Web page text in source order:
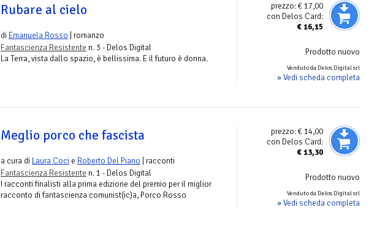
prezzo:€ 17,00
con Delos Card:
€16,15
Prodotto nuovo
Venduto da Delos Digital srl
» Vedi scheda completa
Rubare al cielo
di Emanuela Rosso | romanzo
Fantascienza Resistente n. 3 - Delos Digital
La Terra, vista dallo spazio, è bellissima. E il futuro è donna.
prezzo:€ 14,00
con Delos Card:
€13,30
Prodotto nuovo
Venduto da Delos Digital srl
» Vedi scheda completa
Meglio porco che fascista
a cura di Laura Coci e Roberto Del Piano | racconti
Fantascienza Resistente n. 1 - Delos Digital
I racconti finalisti alla prima edizione del premio per il miglior
racconto di fantascienza comunist(ic)a, Porco Rosso